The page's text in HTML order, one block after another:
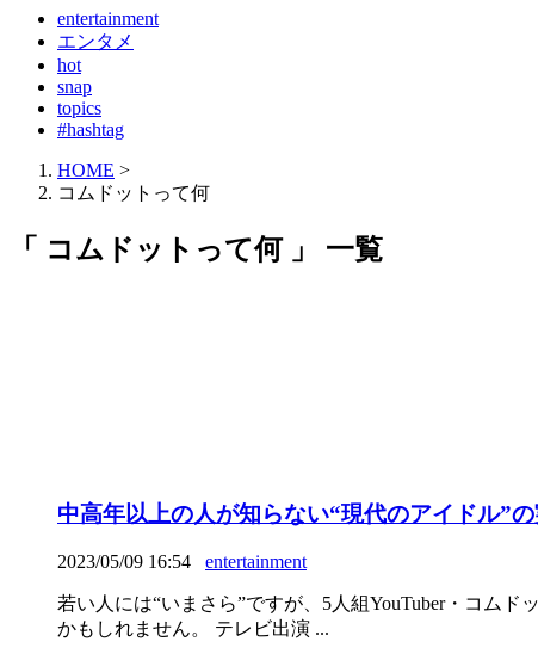
entertainment
エンタメ
hot
snap
topics
#hashtag
HOME >
コムドットって何
「 コムドットって何 」 一覧
中高年以上の人が知らない“現代のアイドル”
2023/05/09 16:54 entertainment
若い人には“いまさら”ですが、5人組YouTuber・コム
かもしれません。 テレビ出演 ...